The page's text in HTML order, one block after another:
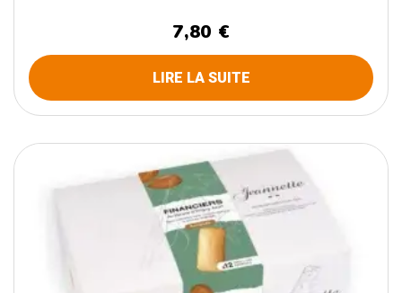
7,80 €
LIRE LA SUITE